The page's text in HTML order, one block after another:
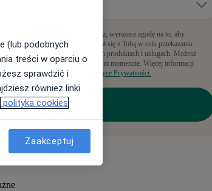
Wypełniając ten formularz, wyrażasz zgodę na to, aby
ZnanyLekarz kontaktował się z Tobą w celu przekazania
informacji o powiązanych produktach i usługach. Możesz
zrezygnować w dowolnym momencie. Więcej informacji
znajdziesz w naszej
Polityce Prywatności.
(lub podobnych
treści w oparciu o
sprawdzić i
również linki
polityka cookies
Zaakceptuj